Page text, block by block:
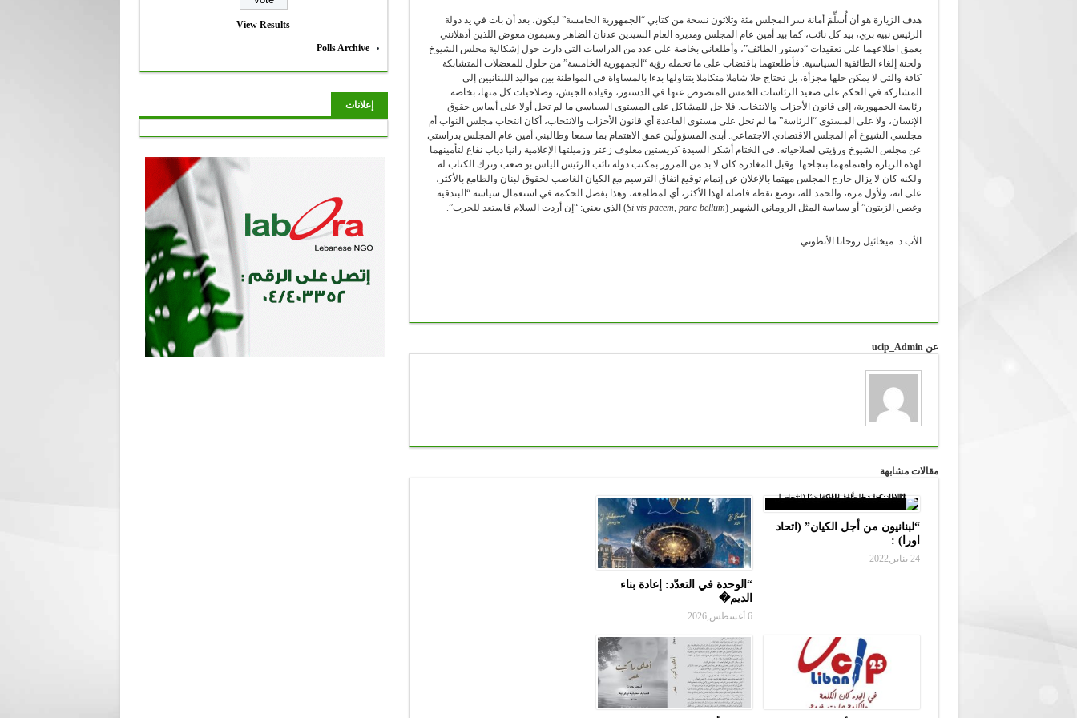
هدف الزيارة هو أن أُسلِّمَ أمانة سر المجلس مئة وثلاثون نسخة من كتابي “الجمهورية الخامسة” ليكون، بعد أن بات في يد دولة
الرئيس نبيه بري، بيد كل نائب، كما بيد أمين عام المجلس ومديره العام السيدين عدنان الضاهر وسيمون معوض اللذين أذهلانني
بعمق اطلاعهما على تعقيدات “دستور الطائف”، وأطلعاني بخاصة على عدد من الدراسات التي دارت حول إشكالية مجلس الشيوخ
ولجنة إلغاء الطائفية السياسية. فأطلعتهما باقتضاب على ما تحمله رؤية “الجمهورية الخامسة” من حلول للمعضلات المتشابكة
كافة والتي لا يمكن حلها مجزأة، بل تحتاج حلا شاملا متكاملا يتناولها بدءا بالمساواة في المواطنة بين مواليد اللبنانيين إلى
المشاركة في الحكم على صعيد الرئاسات الخمس المنصوص عنها في الدستور، وقيادة الجيش، وصلاحيات كل منها، بخاصة
رئاسة الجمهورية، إلى قانون الأحزاب والانتخاب. فلا حل للمشاكل على المستوى السياسي ما لم تحل أولا على أساس حقوق
الإنسان، ولا على المستوى “الرئاسة” ما لم تحل على مستوى القاعدة أي قانون الأحزاب والانتخاب، أكان انتخاب مجلس النواب أم
مجلسي الشيوخ أم المجلس الاقتصادي الاجتماعي. أبدى المسؤولَين عمق الاهتمام بما سمعا وطالبني أمين عام المجلس بدراستي
عن مجلس الشيوخ ورؤيتي لصلاحياته. في الختام أشكر السيدة كريستين معلوف زعتر وزميلتها الإعلامية رانيا دياب نفاع لتأمينهما
لهذه الزيارة واهتمامهما بنجاحها. وقبل المغادرة كان لا بد من المرور بمكتب دولة نائب الرئيس الياس بو صعب وترك الكتاب له
ولكنه كان لا يزال خارج المجلس مهتما بالإعلان عن إتمام توقيع اتفاق الترسيم مع الكيان الغاصب لحقوق لبنان والطامع بالأكثر،
على انه، ولأول مرة، والحمد لله، توضع نقطة فاصلة لهذا الأكثر، أي لمطامعه، وهذا بفضل الحكمة في استعمال سياسة “البندقية
وغصن الزيتون” أو سياسة المثل الروماني الشهير (Si vis pacem, para bellum) الذي يعني: “إن أردت السلام فاستعد للحرب”.
الأب د. ميخائيل روحانا الأنطوني
عن ucip_Admin
مقالات مشابهة
“لبنانيون من أجل الكيان” (اتحاد
اورا) :
24 يناير,2022
“الوحدة في التعدّد: إعادة بناء
الديم�
6 أغسطس,2026
View Results
Polls Archive
إعلانات